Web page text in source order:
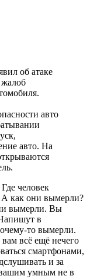
об атаке
жалоб
авто
авто. На
человек
как они вымерли?
вымерли. Вы
в
то вымерли.
всё ещё нечего
смартфонами,
и за
умным не в